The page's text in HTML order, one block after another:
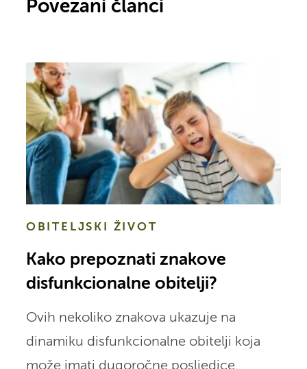
Povezani članci
OBITELJSKI ŽIVOT
Kako prepoznati znakove
disfunkcionalne obitelji?
Ovih nekoliko znakova ukazuje na
dinamiku disfunkcionalne obitelji koja
može imati dugoročne posljedice.